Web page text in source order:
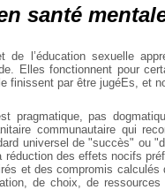
santé
l’éducation sexuelle
Elles fonctionnent pour
finissent par être jugéEs, et
pragmatique, pas
communautaire qui
universel de "succès" ou
des effets nocifs
et des compromis
de choix, de